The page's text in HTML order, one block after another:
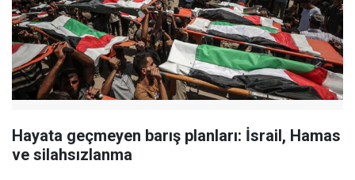
Hayata geçmeyen barış planları: İsrail, Hamas
ve silahsızlanma